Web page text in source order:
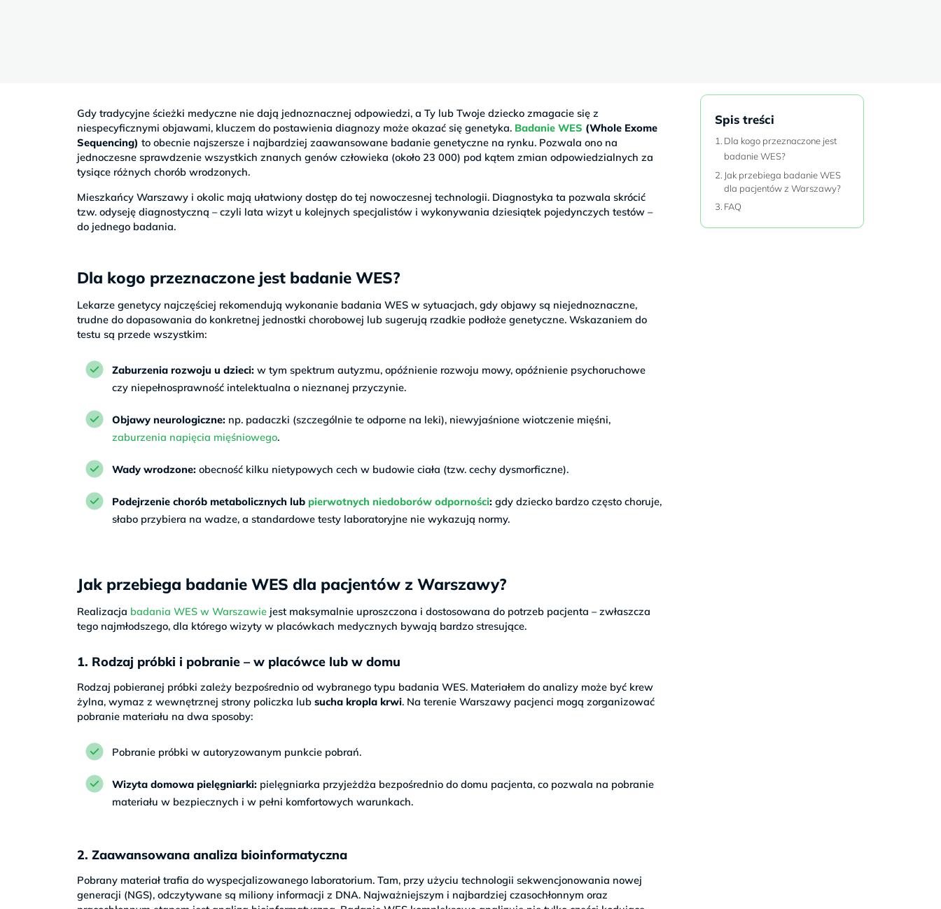
Gdy tradycyjne ścieżki medyczne nie dają jednoznacznej odpowiedzi, a Ty lub Twoje dziecko zmagacie się z
niespecyficznymi objawami, kluczem do postawienia diagnozy może okazać się genetyka. Badanie WES (Whole Exome
Sequencing) to obecnie najszersze i najbardziej zaawansowane badanie genetyczne na rynku. Pozwala ono na
jednoczesne sprawdzenie wszystkich znanych genów człowieka (około 23 000) pod kątem zmian odpowiedzialnych za
tysiące różnych chorób wrodzonych.
Mieszkańcy Warszawy i okolic mają ułatwiony dostęp do tej nowoczesnej technologii. Diagnostyka ta pozwala skrócić
tzw. odyseję diagnostyczną – czyli lata wizyt u kolejnych specjalistów i wykonywania dziesiątek pojedynczych testów –
do jednego badania.
Dla kogo przeznaczone jest badanie WES?
Lekarze genetycy najczęściej rekomendują wykonanie badania WES w sytuacjach, gdy objawy są niejednoznaczne,
trudne do dopasowania do konkretnej jednostki chorobowej lub sugerują rzadkie podłoże genetyczne. Wskazaniem do
testu są przede wszystkim:
Zaburzenia rozwoju u dzieci: w tym spektrum autyzmu, opóźnienie rozwoju mowy, opóźnienie psychoruchowe
czy niepełnosprawność intelektualna o nieznanej przyczynie.
Objawy neurologiczne: np. padaczki (szczególnie te odporne na leki), niewyjaśnione wiotczenie mięśni,
zaburzenia napięcia mięśniowego.
Wady wrodzone: obecność kilku nietypowych cech w budowie ciała (tzw. cechy dysmorficzne).
Podejrzenie chorób metabolicznych lubpierwotnych niedoborów odporności: gdy dziecko bardzo często choruje,
słabo przybiera na wadze, a standardowe testy laboratoryjne nie wykazują normy.
Jak przebiega badanie WES dla pacjentów z Warszawy?
Realizacja badania WES w Warszawie jest maksymalnie uproszczona i dostosowana do potrzeb pacjenta – zwłaszcza
tego najmłodszego, dla którego wizyty w placówkach medycznych bywają bardzo stresujące.
1. Rodzaj próbki i pobranie – w placówce lub w domu
Rodzaj pobieranej próbki zależy bezpośrednio od wybranego typu badania WES. Materiałem do analizy może być krew
żylna, wymaz z wewnętrznej strony policzka lubsucha kropla krwi. Na terenie Warszawy pacjenci mogą zorganizować
pobranie materiału na dwa sposoby:
Pobranie próbki w autoryzowanym punkcie pobrań.
Wizyta domowa pielęgniarki: pielęgniarka przyjeżdża bezpośrednio do domu pacjenta, co pozwala na pobranie
materiału w bezpiecznych i w pełni komfortowych warunkach.
2. Zaawansowana analiza bioinformatyczna
Pobrany materiał trafia do wyspecjalizowanego laboratorium. Tam, przy użyciu technologii sekwencjonowania nowej
generacji (NGS), odczytywane są miliony informacji z DNA. Najważniejszym i najbardziej czasochłonnym oraz
Spis treści
Dla kogo przeznaczone jest
badanie WES?
Jak przebiega badanie WES
dla pacjentów z Warszawy?
FAQ